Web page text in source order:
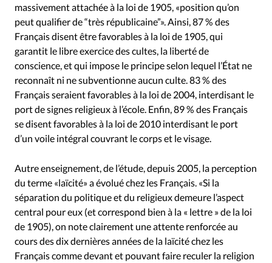
massivement attachée à la loi de 1905, «position qu’on
peut qualifier de “très républicaine”». Ainsi, 87 % des
Français disent être favorables à la loi de 1905, qui
garantit le libre exercice des cultes, la liberté de
conscience, et qui impose le principe selon lequel l’État ne
reconnaît ni ne subventionne aucun culte. 83 % des
Français seraient favorables à la loi de 2004, interdisant le
port de signes religieux à l’école. Enfin, 89 % des Français
se disent favorables à la loi de 2010 interdisant le port
d’un voile intégral couvrant le corps et le visage.
Autre enseignement, de l’étude, depuis 2005, la perception
du terme «laïcité» a évolué chez les Français. «Si la
séparation du politique et du religieux demeure l’aspect
central pour eux (et correspond bien à la « lettre » de la loi
de 1905), on note clairement une attente renforcée au
cours des dix dernières années de la laïcité chez les
Français comme devant et pouvant faire reculer la religion